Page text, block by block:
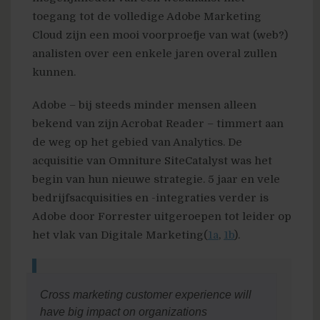
toegang tot de volledige Adobe Marketing
Cloud zijn een mooi voorproefje van wat (web?)
analisten over een enkele jaren overal zullen
kunnen.
Adobe – bij steeds minder mensen alleen
bekend van zijn Acrobat Reader – timmert aan
de weg op het gebied van Analytics. De
acquisitie van Omniture SiteCatalyst was het
begin van hun nieuwe strategie. 5 jaar en vele
bedrijfsacquisities en -integraties verder is
Adobe door Forrester uitgeroepen tot leider op
het vlak van Digitale Marketing(1a, 1b).
Cross marketing customer experience will
have big impact on organizations